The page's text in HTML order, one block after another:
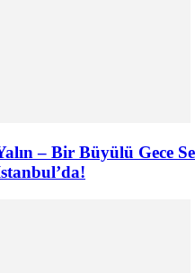
– Bir Büyülü Gece